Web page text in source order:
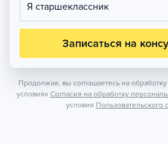
Я старшеклассник
Записаться на
Продолжая, вы соглашаетесь на
условиях Согласия на обработку
условия Пользовательского